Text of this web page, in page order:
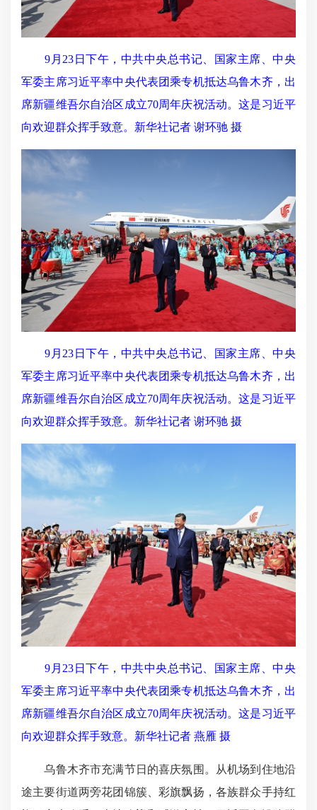
9月23日下午，中共中央总书记、国家主席、中央
军委主席习近平率中央代表团乘专机抵达乌鲁木齐，出
席新疆维吾尔自治区成立70周年庆祝活动。这是习近平
向欢迎群众挥手致意。新华社记者 谢环驰 摄
9月23日下午，中共中央总书记、国家主席、中央
军委主席习近平率中央代表团乘专机抵达乌鲁木齐，出
席新疆维吾尔自治区成立70周年庆祝活动。这是习近平
向欢迎群众挥手致意。新华社记者 谢环驰 摄
9月23日下午，中共中央总书记、国家主席、中央
军委主席习近平率中央代表团乘专机抵达乌鲁木齐，出
席新疆维吾尔自治区成立70周年庆祝活动。这是习近平
向欢迎群众挥手致意。新华社记者 燕雁 摄
乌鲁木齐市充满节日的喜庆氛围。从机场到住地沿
途主要街道两旁花团锦簇、彩旗飘扬，各族群众手持红